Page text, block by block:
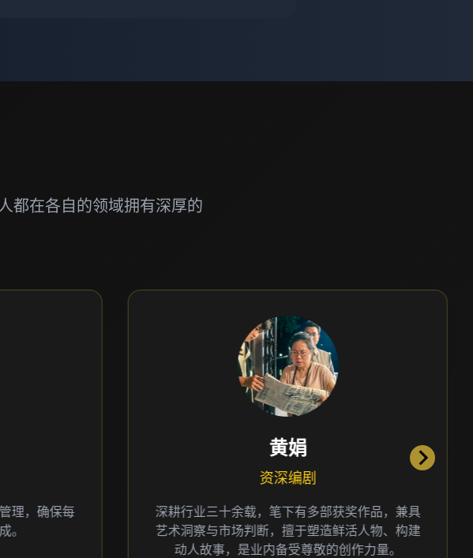
都在各自的领域拥有深厚的
作品，兼具
人物、构建
王玉锦
创意总监
国家一级导演，30+年影视制作经验，曾执导多
部获奖电影、广告片和纪录片，擅长品牌故事叙
述和视觉创意表达。